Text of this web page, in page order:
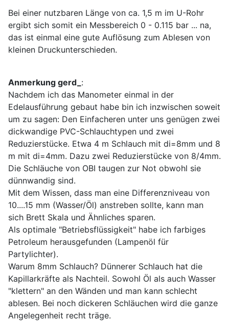
Bei einer nutzbaren Länge von ca. 1,5 m im U-Rohr
ergibt sich somit ein Messbereich 0 - 0.115 bar ... na,
das ist einmal eine gute Auflösung zum Ablesen von
kleinen Druckunterschieden.
Anmerkung gerd_ :
Nachdem ich das Manometer einmal in der
Edelausführung gebaut habe bin ich inzwischen soweit
um zu sagen: Den Einfacheren unter uns genügen zwei
dickwandige PVC-Schlauchtypen und zwei
Reduzierstücke. Etwa 4 m Schlauch mit di=8mm und 8
m mit di=4mm. Dazu zwei Reduzierstücke von 8/4mm.
Die Schläuche von OBI taugen zur Not obwohl sie
dünnwandig sind.
Mit dem Wissen, dass man eine Differenzniveau von
10....15 mm (Wasser/Öl) anstreben sollte, kann man
sich Brett Skala und Ähnliches sparen.
Als optimale "Betriebsflüssigkeit" habe ich farbiges
Petroleum herausgefunden (Lampenöl für
Partylichter).
Warum 8mm Schlauch? Dünnerer Schlauch hat die
Kapillarkräfte als Nachteil. Sowohl Öl als auch Wasser
"klettern" an den Wänden und man kann schlecht
ablesen. Bei noch dickeren Schläuchen wird die ganze
Angelegenheit recht träge.